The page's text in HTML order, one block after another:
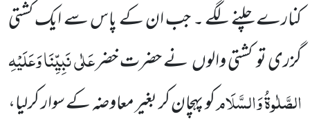
کنارے چلنے لگے ۔ جب ان کے پاس سے ایک کشتی
گزری توکشتی والوںنے حضرت خضرعَلٰی نَبِیِّنَا وَعَلَیْہِ
الصَّلٰوۃُ وَالسَّلَامکو پہچان کر بغیر معاوضہ کے سوار کرلیا،